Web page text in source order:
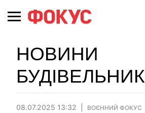
НОВИНИ
БУДІВЕЛЬНИК
08.07.2025 13:32 ВОЄННИЙ ФОКУС